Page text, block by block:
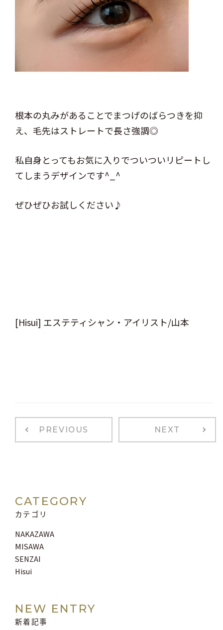
根本の丸みがあることでまつげのばらつきを抑
え、毛先はストレートで長さ強調◎
私自身とってもお気に入りでついついリピートし
てしまうデザインです^_^
ぜひぜひお試しください♪
[Hisui] エステティシャン・アイリスト/山本
PREVIOUS NEXT
CATEGORY
カテゴリ
NAKAZAWA
MISAWA
SENZAI
Hisui
NEW ENTRY
新着記事